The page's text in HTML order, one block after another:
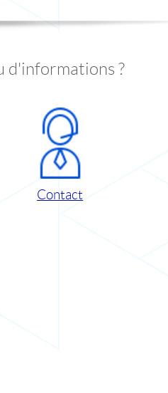
d'informations ?
Contact